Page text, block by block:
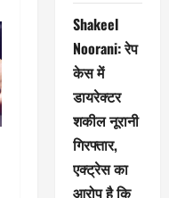
Shakeel
Noorani: रेप
केस में
डायरेक्टर
शकील नूरानी
गिरफ्तार,
एक्ट्रेस का
आरोप है कि